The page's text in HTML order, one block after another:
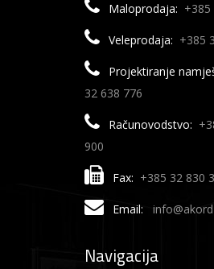
Maloprodaja: +385
Veleprodaja: +385
Projektiranje
32 638 776
Računovodstvo:
900
Fax: +385 32 830
Email:
Navigacija